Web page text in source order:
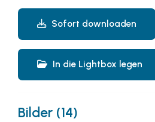
Sofort downloaden
In die Lightbox legen
Bilder (14)